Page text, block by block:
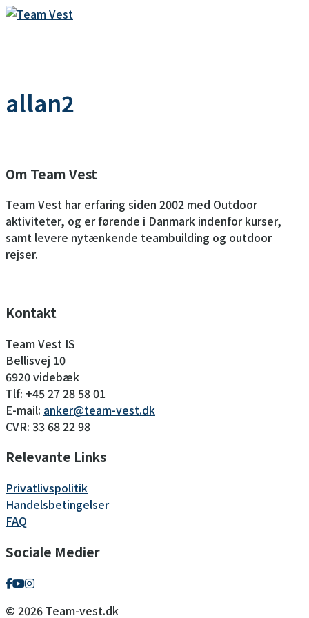
allan2
Om Team Vest
Team Vest har erfaring siden 2002 med Outdoor
aktiviteter, og er førende i Danmark indenfor kurser,
samt levere nytænkende teambuilding og outdoor
rejser.
Kontakt
Team Vest IS
Bellisvej 10
6920 videbæk
Tlf: +45 27 28 58 01
E-mail: anker@team-vest.dk
CVR: 33 68 22 98
Relevante Links
Privatlivspolitik
Handelsbetingelser
FAQ
Sociale Medier
© 2026 Team-vest.dk